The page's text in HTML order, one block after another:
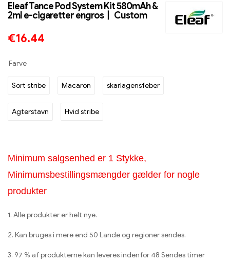
Eleaf Tance Pod System Kit 580mAh &
2ml e-cigaretter engros丨 Custom
€16.44
Farve
Sort stribe Macaron skarlagensfeber
Agterstavn Hvid stribe
Minimum salgsenhed er 1 Stykke,
Minimumsbestillingsmængder gælder for nogle
produkter
1. Alle produkter er helt nye.
2. Kan bruges i mere end 50 Lande og regioner sendes.
3. 97 % af produkterne kan leveres indenfor 48 Sendes timer